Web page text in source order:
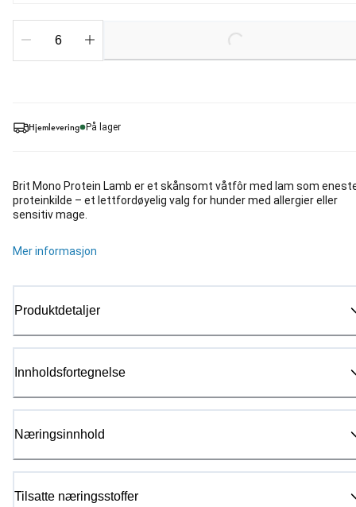
Hjemlevering På lager
Brit Mono Protein Lamb er et skånsomt våtfôr med lam som
proteinkilde – et lettfordøyelig valg for hunder med allergier eller
sensitiv mage.
Mer informasjon
Produktdetaljer
Innholdsfortegnelse
Næringsinnhold
Tilsatte næringsstoffer
Loading...